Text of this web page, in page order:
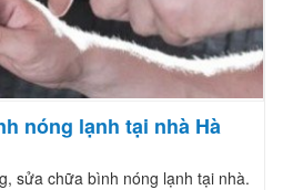
nóng lạnh tại nhà Hà
sửa chữa bình nóng lạnh tại nhà.